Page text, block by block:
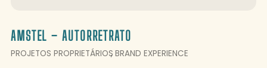
AMSTEL – AUTORRETRATO
PROJETOS PROPRIETÁRIOS BRAND EXPERIENCE